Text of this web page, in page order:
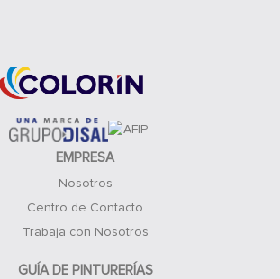
EMPRESA
Nosotros
Centro de Contacto
Trabaja con Nosotros
GUÍA DE PINTURERÍAS